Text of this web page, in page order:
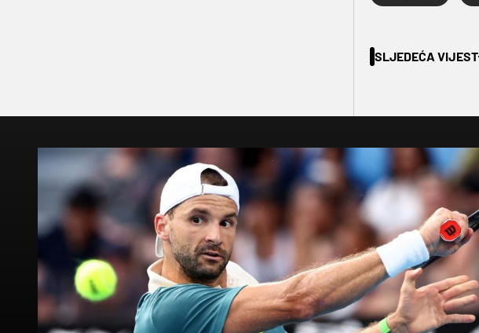
SLJEDEĆA VIJEST